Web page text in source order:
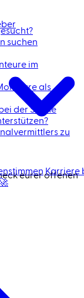
Karriere
suchen
im
als
der Suche
zu
eurer offenen